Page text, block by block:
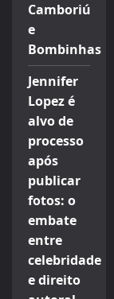
Camboriú
e
Bombinhas
Jennifer
Lopez é
alvo de
processo
após
publicar
fotos: o
embate
entre
celebridade
e direito